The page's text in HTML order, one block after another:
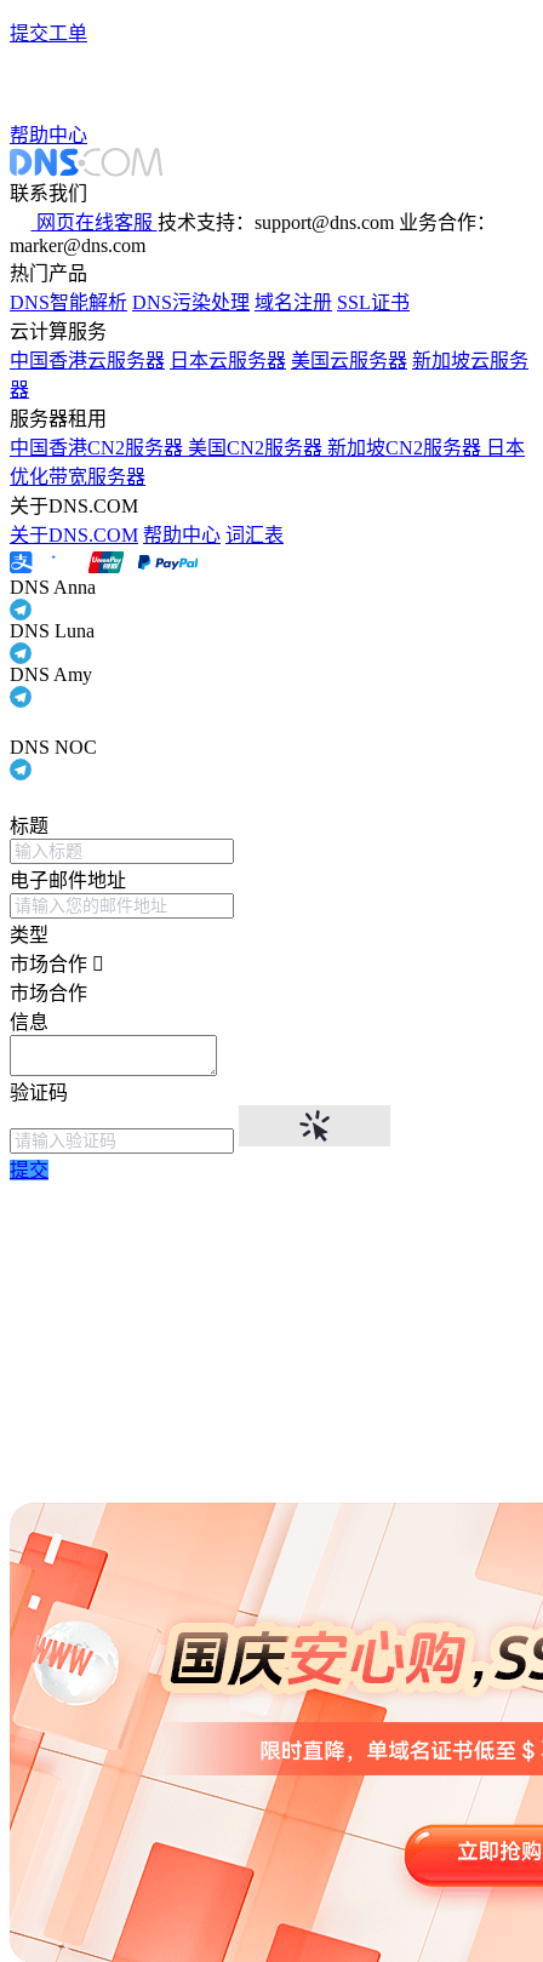
提交工单
帮助中心
联系我们
网页在线客服 技术支持：support@dns.com 业务合作：
marker@dns.com
热门产品
DNS智能解析 DNS污染处理 域名注册 SSL证书
云计算服务
中国香港云服务器 日本云服务器 美国云服务器 新加坡云服务
器
服务器租用
中国香港CN2服务器 美国CN2服务器 新加坡CN2服务器 日本
优化带宽服务器
关于DNS.COM
关于DNS.COM 帮助中心 词汇表
DNS Anna
DNS Luna
DNS Amy
DNS NOC
标题
电子邮件地址
类型
市场合作
市场合作
信息
验证码
提交